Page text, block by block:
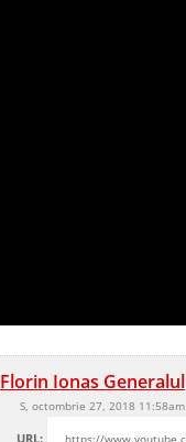
Florin Ionas Generalul
S, octombrie 27, 2018 11:58am
URL: